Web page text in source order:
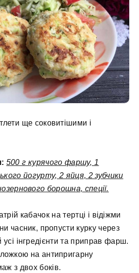
ще соковитішими і
500 г курячого фаршу, 1
йогурту, 2 яйця, 2 зубчики
борошна, спеції.
кабачок на тертці і відіжми
часник, пропусти курку через
інгредієнти та приправ фарш.
на антипригарну
з двох боків.